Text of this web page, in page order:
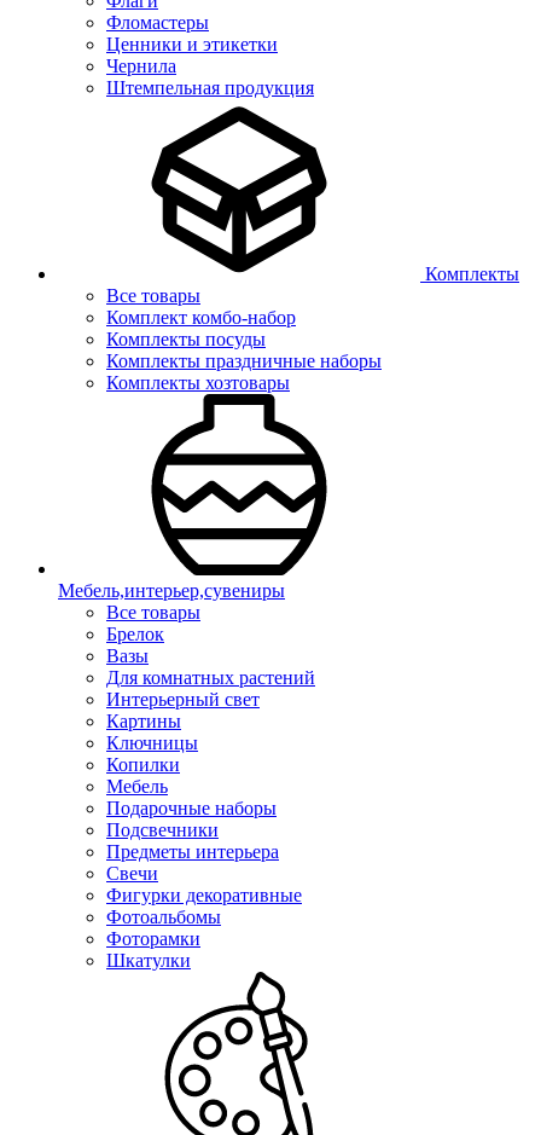
Фломастеры
Ценники и этикетки
Чернила
Штемпельная продукция
Комплекты
Все товары
Комплект комбо-набор
Комплекты посуды
Комплекты праздничные наборы
Комплекты хозтовары
Мебель,интерьер,сувениры
Все товары
Брелок
Вазы
Для комнатных растений
Интерьерный свет
Картины
Ключницы
Копилки
Мебель
Подарочные наборы
Подсвечники
Предметы интерьера
Свечи
Фигурки декоративные
Фотоальбомы
Фоторамки
Шкатулки